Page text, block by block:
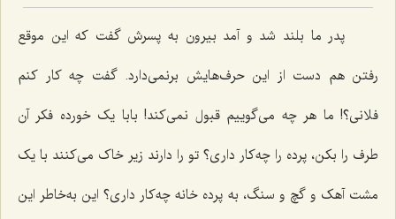
پدر ما بلند شد و آمد بیرون به پسرش گفت که این موقع
رفتن هم دست از این حرف‌هایش برنمى‌دارد. گفت چه کار کنم
فلانى؟! ما هر چه مى‌گوییم قبول نمی‌کند! بابا یک خورده فکر آن
طرف را بکن، پرده را چه‌کار دارى؟ تو را دارند زیر خاک مى‌کنند با یک
مشت آهک و گچ و سنگ، به پرده خانه چه‌کار دارى؟ این به‌خاطر این